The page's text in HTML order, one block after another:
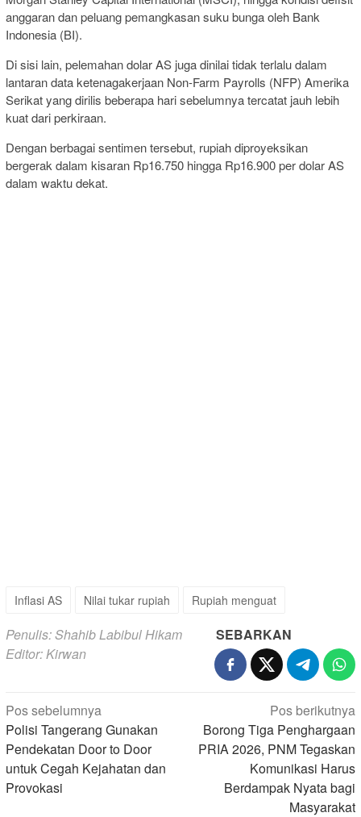
anggaran dan peluang pemangkasan suku bunga oleh Bank
Indonesia (BI).
Di sisi lain, pelemahan dolar AS juga dinilai tidak terlalu dalam
lantaran data ketenagakerjaan Non-Farm Payrolls (NFP) Amerika
Serikat yang dirilis beberapa hari sebelumnya tercatat jauh lebih
kuat dari perkiraan.
Dengan berbagai sentimen tersebut, rupiah diproyeksikan
bergerak dalam kisaran Rp16.750 hingga Rp16.900 per dolar AS
dalam waktu dekat.
Inflasi AS Nilai tukar rupiah Rupiah menguat
Penulis: Shahib Labibul Hikam
Editor: Kirwan
SEBARKAN
Navigasi
pos
Pos sebelumnya
Polisi Tangerang Gunakan
Pendekatan Door to Door
untuk Cegah Kejahatan dan
Provokasi
Pos berikutnya
Borong Tiga Penghargaan
PRIA 2026, PNM Tegaskan
Komunikasi Harus
Berdampak Nyata bagi
Masyarakat